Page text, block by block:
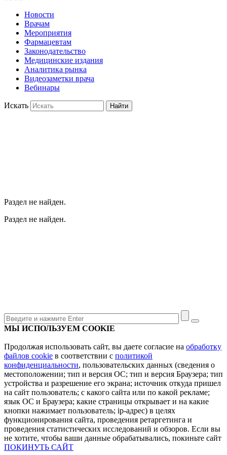
Новости
Врачам
Мероприятия
Фармацевтам
Законодательство
Медицинские издания
Аналитика рынка
Видеозаметки врача
Вебинары
Искать Найти
Раздел не найден.
Раздел не найден.
МЫ ИСПОЛЬЗУЕМ COOKIE
Продолжая использовать сайт, вы даете согласие на обработку
файлов cookie в соответствии с политикой
конфиденциальности, пользовательских данных (сведения о
местоположении; тип и версия ОС; тип и версия Браузера; тип
устройства и разрешение его экрана; источник откуда пришел
на сайт пользователь; с какого сайта или по какой рекламе;
язык ОС и Браузера; какие страницы открывает и на какие
кнопки нажимает пользователь; ip-адрес) в целях
функционирования сайта, проведения ретаргетинга и
проведения статистических исследований и обзоров. Если вы
не хотите, чтобы ваши данные обрабатывались, покиньте сайт
ПОКИНУТЬ САЙТ